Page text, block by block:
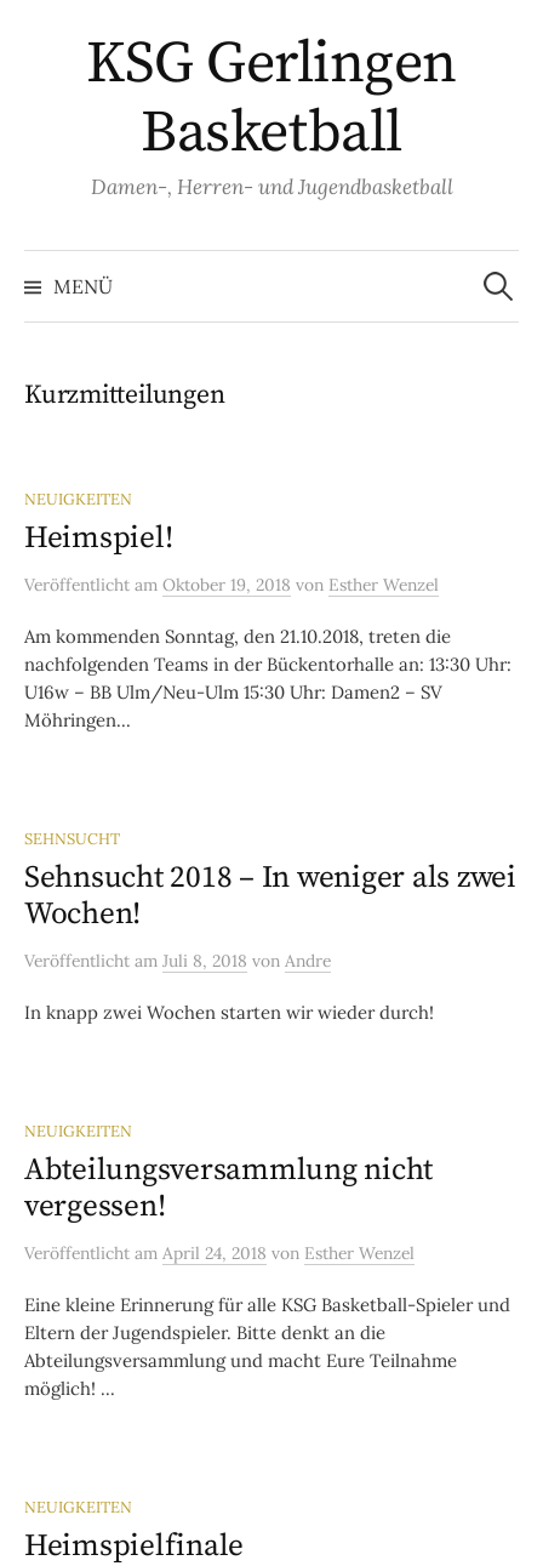
KSG Gerlingen
Basketball
Damen-, Herren- und Jugendbasketball
MENÜ
Suchen
nach:
Kurzmitteilungen
NEUIGKEITEN
Heimspiel!
Veröffentlicht am Oktober 19, 2018 von Esther Wenzel
Am kommenden Sonntag, den 21.10.2018, treten die
nachfolgenden Teams in der Bückentorhalle an: 13:30 Uhr:
U16w – BB Ulm/Neu-Ulm 15:30 Uhr: Damen2 – SV
Möhringen...
SEHNSUCHT
Sehnsucht 2018 – In weniger als zwei
Wochen!
Veröffentlicht am Juli 8, 2018 von Andre
In knapp zwei Wochen starten wir wieder durch!
NEUIGKEITEN
Abteilungsversammlung nicht
vergessen!
Veröffentlicht am April 24, 2018 von Esther Wenzel
Eine kleine Erinnerung für alle KSG Basketball-Spieler und
Eltern der Jugendspieler. Bitte denkt an die
Abteilungsversammlung und macht Eure Teilnahme
möglich! ...
NEUIGKEITEN
Heimspielfinale